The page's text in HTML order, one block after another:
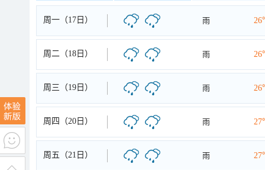
周一（17日） 雨
周二（18日） 雨
周三（19日） 雨
周四（20日） 雨
周五（21日） 雨